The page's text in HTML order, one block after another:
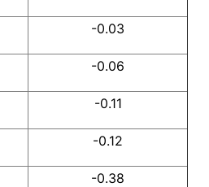
-0.03
-0.06
-0.11
-0.12
-0.38